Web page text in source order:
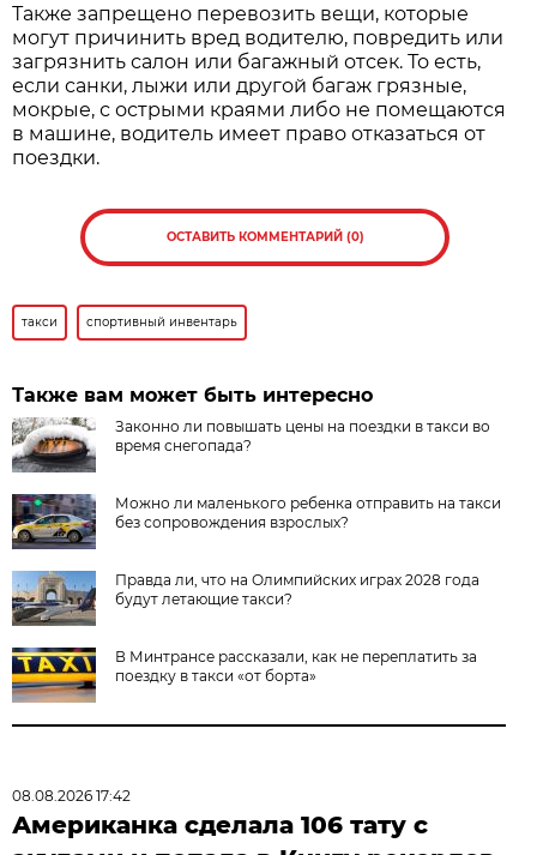
Также запрещено перевозить вещи, которые
могут причинить вред водителю, повредить или
загрязнить салон или багажный отсек. То есть,
если санки, лыжи или другой багаж грязные,
мокрые, с острыми краями либо не помещаются
в машине, водитель имеет право отказаться от
поездки.
ОСТАВИТЬ КОММЕНТАРИЙ (0)
такси спортивный инвентарь
Также вам может быть интересно
Законно ли повышать цены на поездки в такси во
время снегопада?
Можно ли маленького ребенка отправить на такси
без сопровождения взрослых?
Правда ли, что на Олимпийских играх 2028 года
будут летающие такси?
В Минтрансе рассказали, как не переплатить за
поездку в такси «от борта»
08.08.2026 17:42
Американка сделала 106 тату с